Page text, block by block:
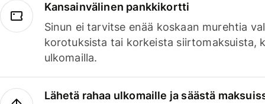
Kansainvälinen pankkikortti
Sinun ei tarvitse enää koskaan murehtia
korotuksista tai korkeista siirtomaksuista,
ulkomailla.
Lähetä rahaa ulkomaille ja säästä